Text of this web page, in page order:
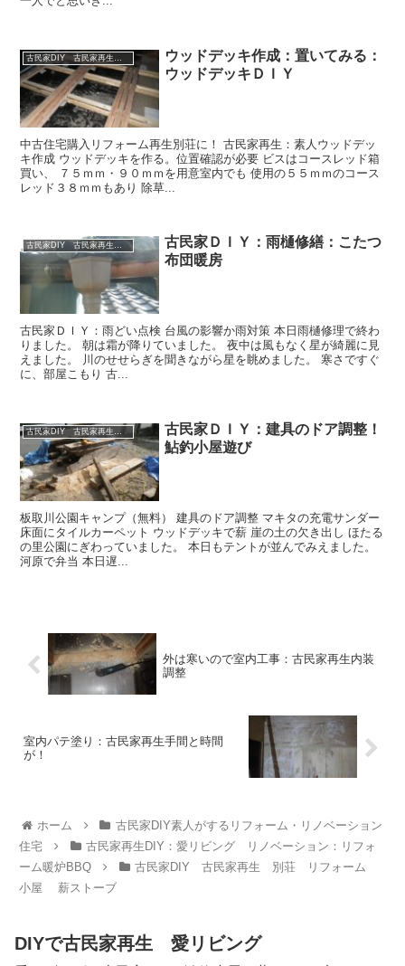
古民家DIY 古民家再生 別荘 リフォーム 小屋 薪ストーブ
ウッドデッキ作成：置いてみる：
ウッドデッキＤＩＹ
中古住宅購入リフォーム再生別荘に！ 古民家再生：素人ウッドデッ
キ作成 ウッドデッキを作る。位置確認が必要 ビスはコースレッド箱
買い、 ７５ｍｍ・９０ｍｍを用意室内でも 使用の５５ｍｍのコース
レッド３８ｍｍもあり 除草...
古民家ＤＩＹ：雨樋修繕：こたつ
布団暖房
古民家ＤＩＹ：雨どい点検 台風の影響か雨対策 本日雨樋修理で終わ
りました。 朝は霜が降りていました。 夜中は風もなく星が綺麗に見
えました。 川のせせらぎを聞きながら星を眺めました。 寒さですぐ
に、部屋こもり 古...
古民家DIY 古民家再生 別荘 リフォーム 小屋 薪ストーブ
古民家ＤＩＹ：建具のドア調整！
鮎釣小屋遊び
板取川公園キャンプ（無料） 建具のドア調整 マキタの充電サンダー
床面にタイルカーペット ウッドデッキで薪 崖の土の欠き出し ほたる
の里公園にぎわっていました。 本日もテントが並んでみえました。
河原で弁当 本日遅...
外は寒いので室内工事：古民家再生内装
調整
室内パテ塗り：古民家再生手間と時間
が！
ホーム
古民家DIY素人がするリフォーム・リノベーション
住宅
古民家再生DIY：愛リビング リノベーション：リフォ
ーム暖炉BBQ
古民家DIY 古民家再生 別荘 リフォーム
小屋 薪ストーブ
DIYで古民家再生 愛リビング